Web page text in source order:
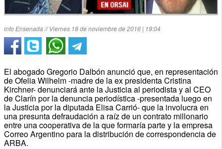
info Ensenada // Viernes 18 de noviembre de 2016 | 19:04
El abogado Gregorio Dalbón anunció que, en representación
de Ofelia Wilhelm -madre de la ex presidenta Cristina
Kirchner- denunciará ante la Justicia al periodista y al CEO
de Clarín por la denuncia periodística -presentada luego en
la Justicia por la diputada Elisa Carrió- que la involucra en
una presunta defraudación a raíz de un contrato millonario
entre una cooperativa de la que formaría parte y la empresa
Correo Argentino para la distribución de correspondencia de
ARBA.